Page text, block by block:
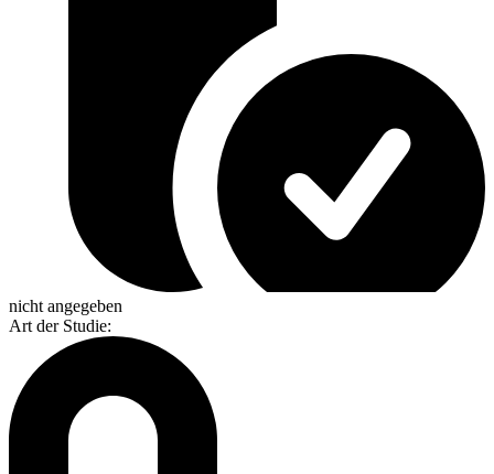
nicht angegeben
Art der Studie: